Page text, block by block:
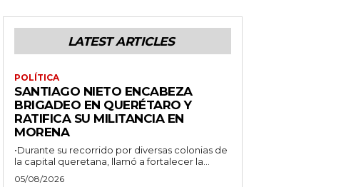
LATEST ARTICLES
POLÍTICA
SANTIAGO NIETO ENCABEZA
BRIGADEO EN QUERÉTARO Y
RATIFICA SU MILITANCIA EN
MORENA
•Durante su recorrido por diversas colonias de
la capital queretana, llamó a fortalecer la...
05/08/2026